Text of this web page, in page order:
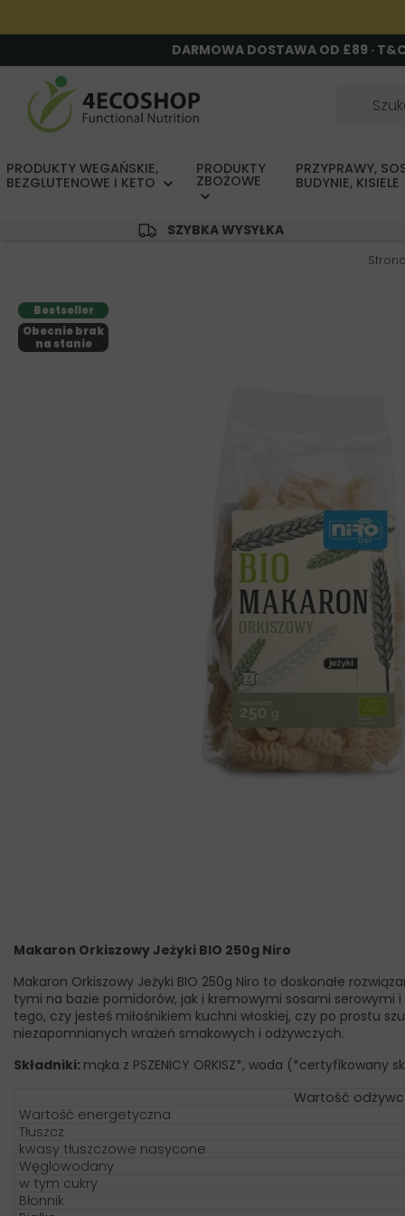
DARMOWA DOSTAWA OD £89 ·
PRODUKTY WEGAŃSKIE,
BEZGLUTENOWE I KETO
PRODUKTY
ZBOŻOWE
PRZYPRAWY,
BUDYNIE, KISIELE
SZYBKA WYSYŁKA
Obecnie brak
na stanie
Bestseller
Makaron Orkiszowy Jeżyki BIO 250g Niro
Makaron Orkiszowy Jeżyki BIO 250g Niro to doskonałe
tymi na bazie pomidorów, jak i kremowymi sosami serowymi
tego, czy jesteś miłośnikiem kuchni włoskiej, czy po prostu
niezapomnianych wrażeń smakowych i odżywczych.
Składniki: mąka z PSZENICY ORKISZ*, woda (*certyfikowany
Wartość
Wartość energetyczna
Tłuszcz
kwasy tłuszczowe nasycone
Węglowodany
w tym cukry
Błonnik